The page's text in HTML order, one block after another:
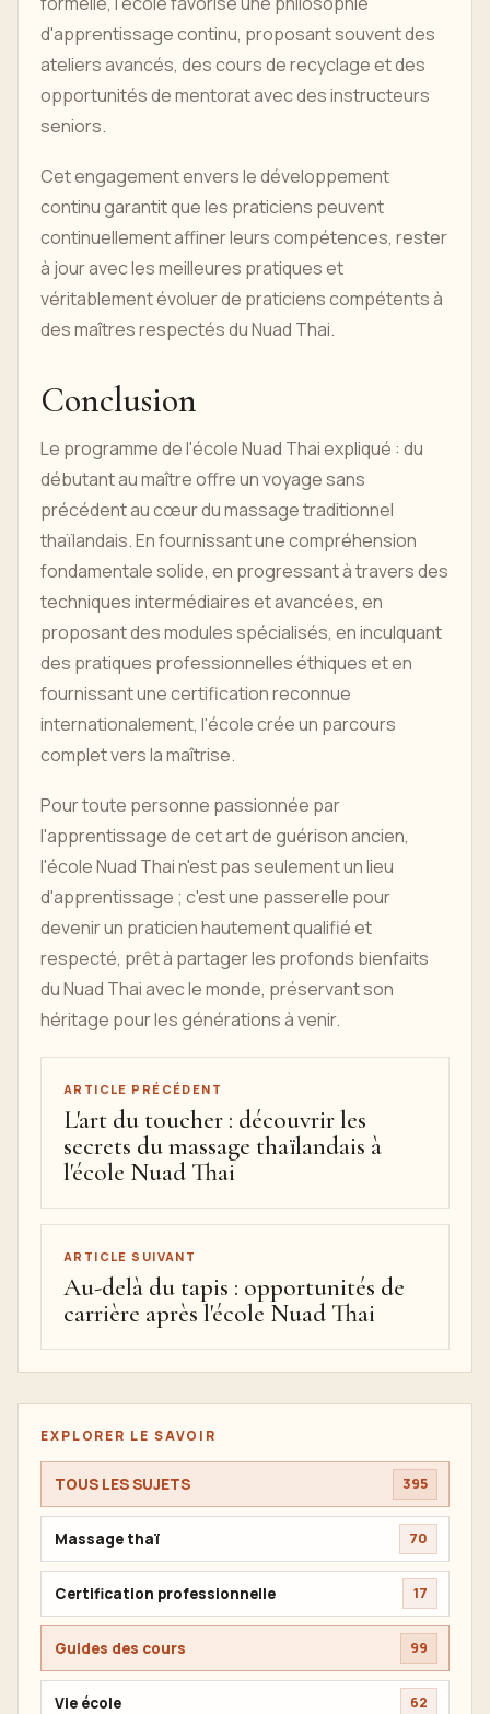
d'apprentissage continu, proposant souvent des
ateliers avancés, des cours de recyclage et des
opportunités de mentorat avec des instructeurs
seniors.
Cet engagement envers le développement
continu garantit que les praticiens peuvent
continuellement affiner leurs compétences, rester
à jour avec les meilleures pratiques et
véritablement évoluer de praticiens compétents à
des maîtres respectés du Nuad Thai.
Conclusion
Le programme de l'école Nuad Thai expliqué : du
débutant au maître offre un voyage sans
précédent au cœur du massage traditionnel
thaïlandais. En fournissant une compréhension
fondamentale solide, en progressant à travers des
techniques intermédiaires et avancées, en
proposant des modules spécialisés, en inculquant
des pratiques professionnelles éthiques et en
fournissant une certification reconnue
internationalement, l'école crée un parcours
complet vers la maîtrise.
Pour toute personne passionnée par
l'apprentissage de cet art de guérison ancien,
l'école Nuad Thai n'est pas seulement un lieu
d'apprentissage ; c'est une passerelle pour
devenir un praticien hautement qualifié et
respecté, prêt à partager les profonds bienfaits
du Nuad Thai avec le monde, préservant son
héritage pour les générations à venir.
ARTICLE PRÉCÉDENT
L'art du toucher : découvrir les
secrets du massage thaïlandais à
l'école Nuad Thai
ARTICLE SUIVANT
Au-delà du tapis : opportunités de
carrière après l'école Nuad Thai
EXPLORER LE SAVOIR
TOUS LES SUJETS 395
Massage thaï 70
Certification professionnelle 17
Guides des cours 99
Vie école 62